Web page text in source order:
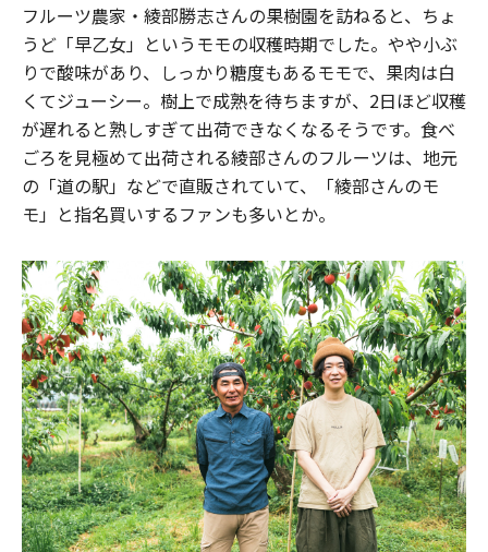
フルーツ農家・綾部勝志さんの果樹園を訪ねると、ちょ
うど「早乙女」というモモの収穫時期でした。やや小ぶ
りで酸味があり、しっかり糖度もあるモモで、果肉は白
くてジューシー。樹上で成熟を待ちますが、2日ほど収穫
が遅れると熟しすぎて出荷できなくなるそうです。食べ
ごろを見極めて出荷される綾部さんのフルーツは、地元
の「道の駅」などで直販されていて、「綾部さんのモ
モ」と指名買いするファンも多いとか。